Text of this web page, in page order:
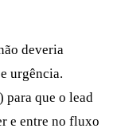
deveria
urgência.
para que o lead
e entre no fluxo